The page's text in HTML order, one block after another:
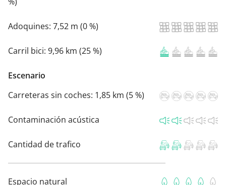
Adoquines: 7,52 m (0 %)
Carril bici: 9,96 km (25 %)
Escenario
Carreteras sin coches: 1,85 km (5 %)
Contaminación acústica
Cantidad de trafico
Espacio natural